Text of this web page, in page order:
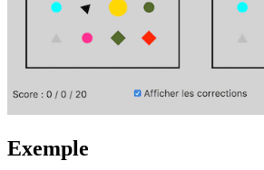
Exemple